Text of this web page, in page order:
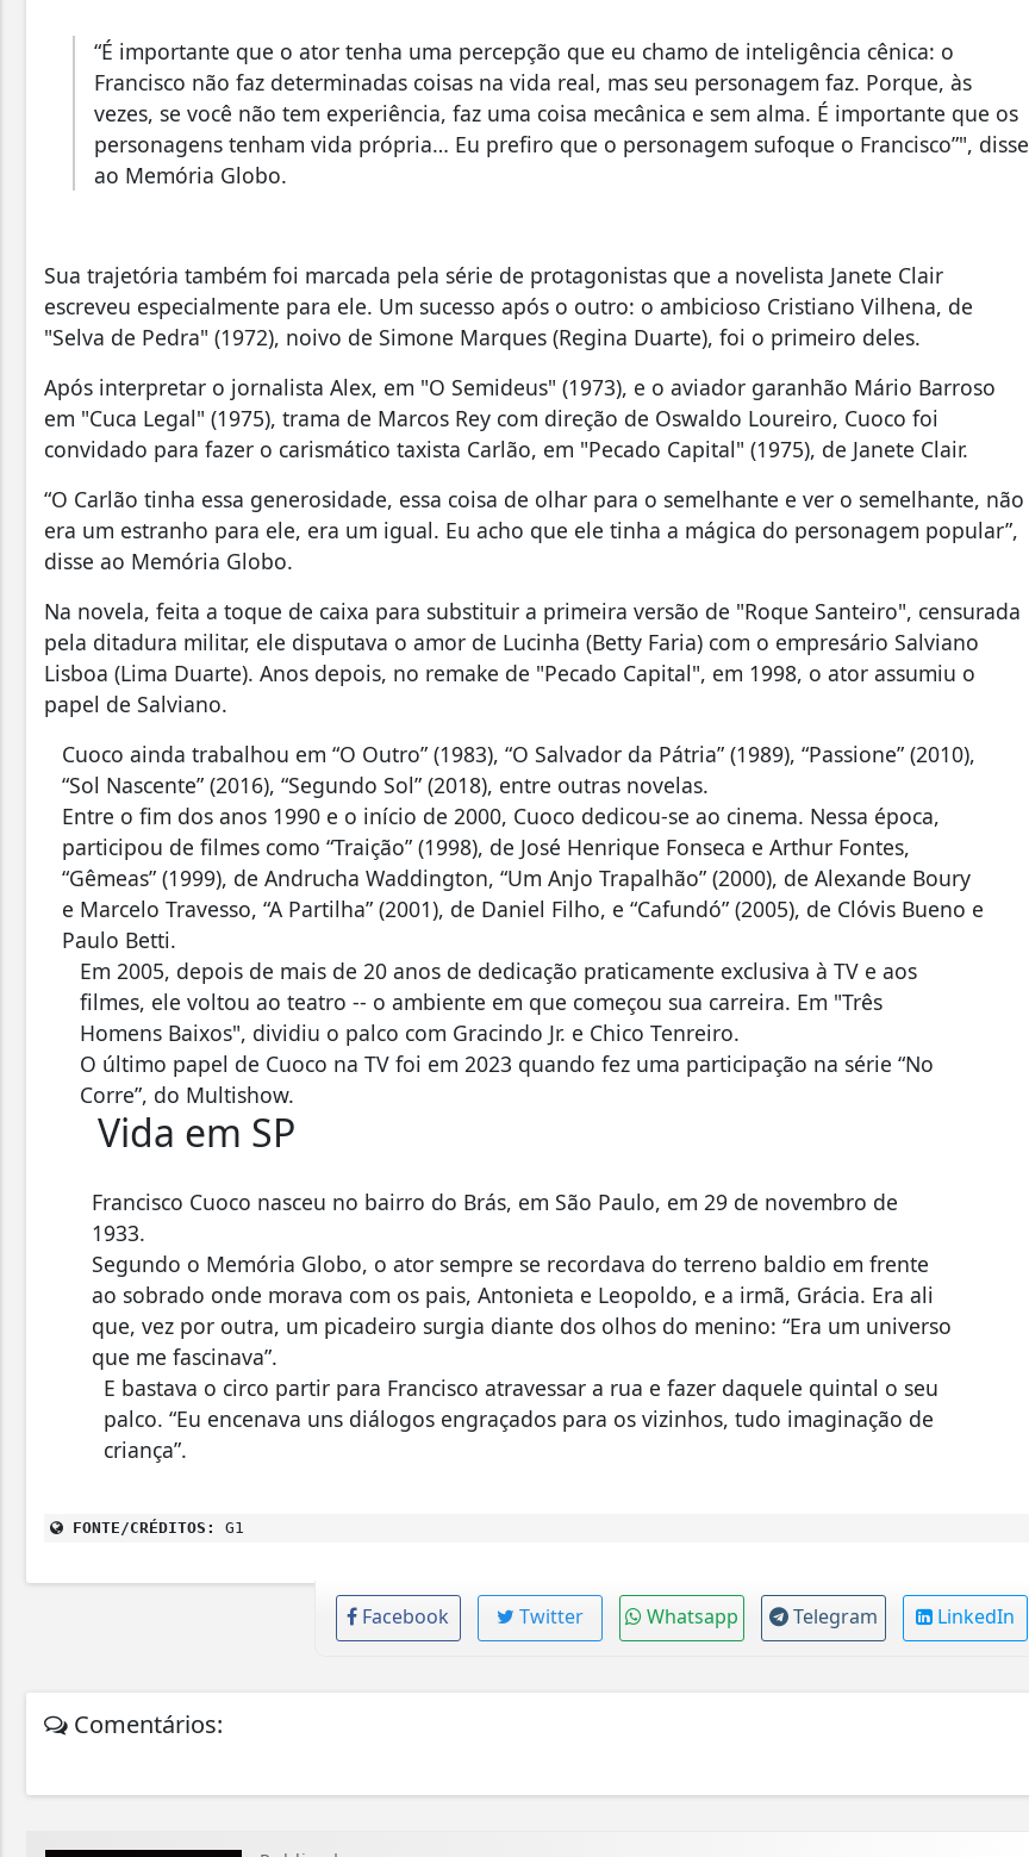
“É importante que o ator tenha uma percepção que eu chamo de inteligência cênica: o
Francisco não faz determinadas coisas na vida real, mas seu personagem faz. Porque, às
vezes, se você não tem experiência, faz uma coisa mecânica e sem alma. É importante que os
personagens tenham vida própria… Eu prefiro que o personagem sufoque o Francisco”", disse
ao Memória Globo.
Sua trajetória também foi marcada pela série de protagonistas que a novelista Janete Clair
escreveu especialmente para ele. Um sucesso após o outro: o ambicioso Cristiano Vilhena, de
"Selva de Pedra" (1972), noivo de Simone Marques (Regina Duarte), foi o primeiro deles.
Após interpretar o jornalista Alex, em "O Semideus" (1973), e o aviador garanhão Mário Barroso
em "Cuca Legal" (1975), trama de Marcos Rey com direção de Oswaldo Loureiro, Cuoco foi
convidado para fazer o carismático taxista Carlão, em "Pecado Capital" (1975), de Janete Clair.
“O Carlão tinha essa generosidade, essa coisa de olhar para o semelhante e ver o semelhante, não
era um estranho para ele, era um igual. Eu acho que ele tinha a mágica do personagem popular”,
disse ao Memória Globo.
Na novela, feita a toque de caixa para substituir a primeira versão de "Roque Santeiro", censurada
pela ditadura militar, ele disputava o amor de Lucinha (Betty Faria) com o empresário Salviano
Lisboa (Lima Duarte). Anos depois, no remake de "Pecado Capital", em 1998, o ator assumiu o
papel de Salviano.
Cuoco ainda trabalhou em “O Outro” (1983), “O Salvador da Pátria” (1989), “Passione” (2010),
“Sol Nascente” (2016), “Segundo Sol” (2018), entre outras novelas.
Entre o fim dos anos 1990 e o início de 2000, Cuoco dedicou-se ao cinema. Nessa época,
participou de filmes como “Traição” (1998), de José Henrique Fonseca e Arthur Fontes,
“Gêmeas” (1999), de Andrucha Waddington, “Um Anjo Trapalhão” (2000), de Alexande Boury
e Marcelo Travesso, “A Partilha” (2001), de Daniel Filho, e “Cafundó” (2005), de Clóvis Bueno e
Paulo Betti.
Em 2005, depois de mais de 20 anos de dedicação praticamente exclusiva à TV e aos
filmes, ele voltou ao teatro -- o ambiente em que começou sua carreira. Em "Três
Homens Baixos", dividiu o palco com Gracindo Jr. e Chico Tenreiro.
O último papel de Cuoco na TV foi em 2023 quando fez uma participação na série “No
Corre”, do Multishow.
Vida em SP
Francisco Cuoco nasceu no bairro do Brás, em São Paulo, em 29 de novembro de
1933.
Segundo o Memória Globo, o ator sempre se recordava do terreno baldio em frente
ao sobrado onde morava com os pais, Antonieta e Leopoldo, e a irmã, Grácia. Era ali
que, vez por outra, um picadeiro surgia diante dos olhos do menino: “Era um universo
que me fascinava”.
E bastava o circo partir para Francisco atravessar a rua e fazer daquele quintal o seu
palco. “Eu encenava uns diálogos engraçados para os vizinhos, tudo imaginação de
criança”.
FONTE/CRÉDITOS: G1
Facebook Twitter Whatsapp Telegram LinkedIn
Comentários: